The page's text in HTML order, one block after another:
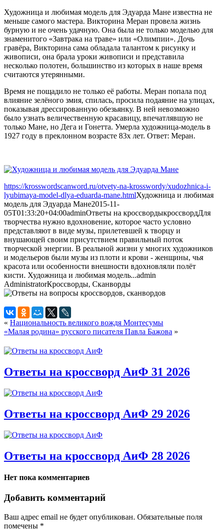
Художница и любимая модель для Эдуарда Мане известна не
меньше самого мастера. Викторина Меран провела жизнь
бурную и не очень удачную. Она была не только моделью для
знаменитого «Завтрака на траве» или «Олимпии». Дочь
гравёра, Викторина сама обладала талантом к рисунку и
живописи, она брала уроки живописи и представила
несколько полотен, большинство из которых в наше время
считаются утерянными.
Время не пощадило не только её работы. Меран попала под
влияние зелёного змия, спилась, просила подаяние на улицах,
показывая дрессированную обезьянку. В ней невозможно
было узнать величественную красавицу, впечатлявшую не
только Мане, но Дега и Гонетта. Умерла художница-модель в
1927 году в преклонном возрасте 83х лет. Ответ: Меран.
https://krosswordscanword.ru/otvety-na-krosswordy/xudozhnica-i-
lyubimaya-model-dlya-eduarda-mane.htmlХудожница и любимая
модель для Эдуарда Мане2015-11-
05T01:33:20+04:00adminОтветы на кроссвордыкроссвордДля
творчества нужно вдохновение, которое часто условно
представляют в виде музы, прилетевшей к творцу и
внушающей своим присутствием правильный поток
творческой энергии. В реальной жизни у многих художников
и модельеров были музы из плоти и крови - женщины, чья
красота или особенности внешности вдохновляли полёт
кисти. Художница и любимая модель...admin
AdministratorКроссворды, Сканворды
« Национальность великого вождя Монтесумы
«Малая родина» русского писателя Павла Бажова »
Ответы на кроссворд АиФ 31 2026
Ответы на кроссворд АиФ 29 2026
Ответы на кроссворд АиФ 28 2026
Нет пока комментариев
Добавить комментарий
Ваш адрес email не будет опубликован. Обязательные поля
помечены *